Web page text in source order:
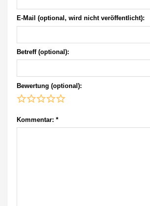
E-Mail (optional, wird nicht veröffentlicht):
Betreff (optional):
Bewertung (optional):
Kommentar: *